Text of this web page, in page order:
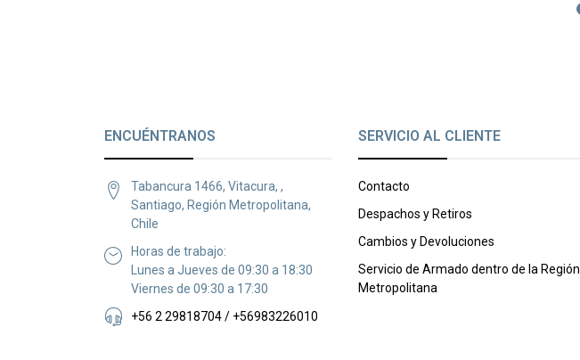
ENCUÉNTRANOS
Tabancura 1466, Vitacura, ,
Santiago, Región Metropolitana,
Chile
Horas de trabajo:
Lunes a Jueves de 09:30 a 18:30
Viernes de 09:30 a 17:30
+56 2 29818704 / +56983226010
SERVICIO AL CLIENTE
Contacto
Despachos y Retiros
Cambios y Devoluciones
Servicio de Armado dentro de la Región
Metropolitana